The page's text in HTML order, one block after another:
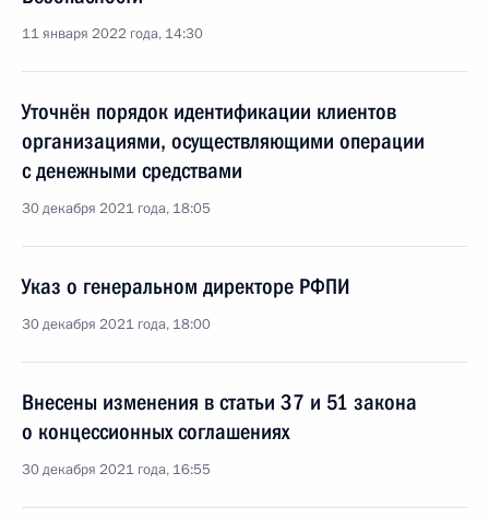
11 января 2022 года, 14:30
Уточнён порядок идентификации клиентов
организациями, осуществляющими операции
с денежными средствами
30 декабря 2021 года, 18:05
Указ о генеральном директоре РФПИ
30 декабря 2021 года, 18:00
Внесены изменения в статьи 37 и 51 закона
о концессионных соглашениях
30 декабря 2021 года, 16:55